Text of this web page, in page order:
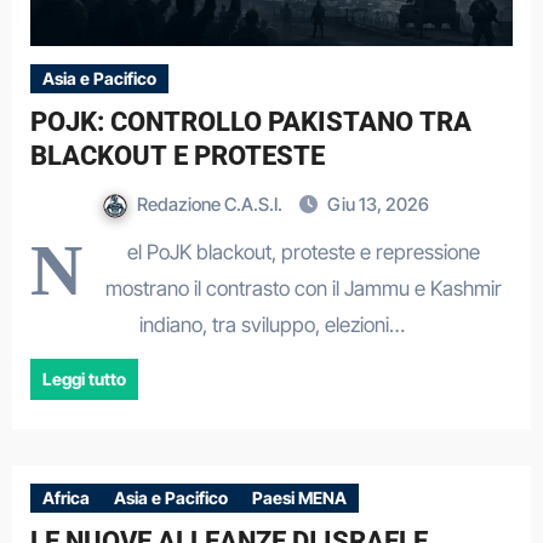
Asia e Pacifico
POJK: CONTROLLO PAKISTANO TRA
BLACKOUT E PROTESTE
Redazione C.A.S.I. Giu 13, 2026
N
el PoJK blackout, proteste e repressione
mostrano il contrasto con il Jammu e Kashmir
indiano, tra sviluppo, elezioni…
Leggi tutto
Africa Asia e Pacifico Paesi MENA